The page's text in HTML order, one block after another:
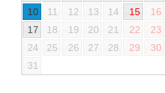
10
11 12 13 14 15
16
17
18 19 20 21 22
23
24
25 26 27 28 29
30
31